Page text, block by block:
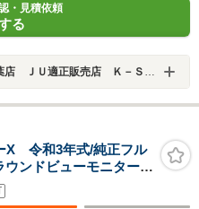
・見積依頼
る
正販売店 Ｋ－ＳＴＡＧＥ２７２
X 令和3年式/純正フル
ウンドビューモニター/
ソナーセンサー/タッチ
ッドライト/衝突軽減ブ